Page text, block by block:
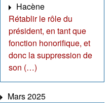
Hacène
Rétablir le rôle du
président, en tant que
fonction honorifique, et
donc la suppression de
son (…)
Mars 2025